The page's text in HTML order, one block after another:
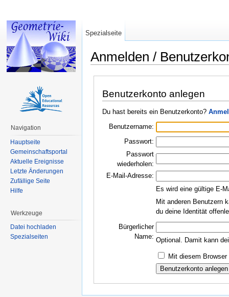
Anmelden /
Benutzerkonto anlegen
Du hast bereits ein Benutzerkonto?
Benutzername:
Passwort:
Passwort
wiederholen:
E-Mail-Adresse:
Es wird eine gültige E-
Mit anderen Benutzern
du deine Identität
Bürgerlicher
Name: Optional. Damit kann
Mit diesem
Spezialseite
Navigation
Hauptseite
Gemeinschaftsportal
Aktuelle Ereignisse
Letzte Änderungen
Zufällige Seite
Hilfe
Werkzeuge
Datei hochladen
Spezialseiten